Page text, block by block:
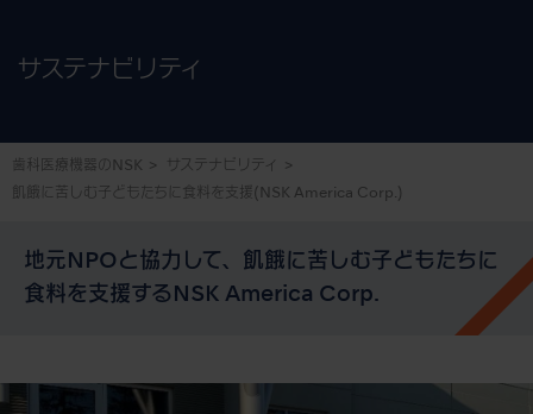
サステナビリティ
歯科医療機器のNSK
サステナビリティ
飢餓に苦しむ子どもたちに食料を支援 (NSK America Corp.)
地元NPOと協力して、飢餓に苦しむ子どもたちに
食料を支援するNSK America Corp.